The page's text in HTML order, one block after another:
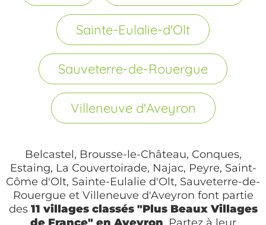
Sainte-Eulalie-d'Olt
Sauveterre-de-Rouergue
Villeneuve d'Aveyron
Belcastel, Brousse-le-Château, Conques,
Estaing, La Couvertoirade, Najac, Peyre, Saint-
Côme d'Olt, Sainte-Eulalie d'Olt, Sauveterre-de-
Rouergue et Villeneuve d'Aveyron font partie
des 11 villages classés "Plus Beaux Villages